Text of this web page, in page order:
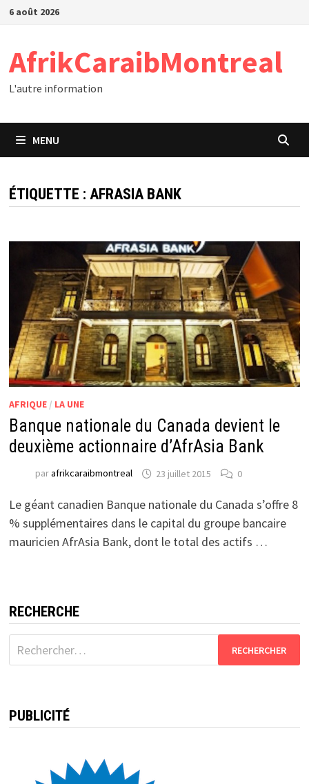
Passer
6 août 2026
AfrikCaraibMontreal
L'autre information
MENU
ÉTIQUETTE : AFRASIA BANK
AFRIQUE/ LA UNE
Banque nationale du Canada devient le
deuxième actionnaire d’AfrAsia Bank
parafrikcaraibmontreal 23 juillet 2015 0
Le géant canadien Banque nationale du Canada s’offre 8
% supplémentaires dans le capital du groupe bancaire
mauricien AfrAsia Bank, dont le total des actifs …
RECHERCHE
Rechercher :
PUBLICITÉ